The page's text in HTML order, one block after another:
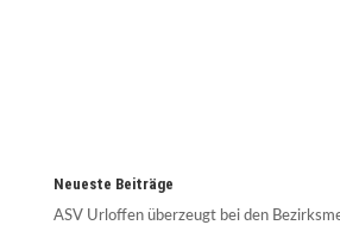
Neueste Beiträge
ASV Urloffen überzeugt bei den